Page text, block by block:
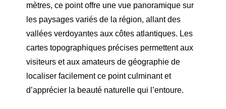
mètres, ce point offre une vue panoramique sur
les paysages variés de la région, allant des
vallées verdoyantes aux côtes atlantiques. Les
cartes topographiques précises permettent aux
visiteurs et aux amateurs de géographie de
localiser facilement ce point culminant et
d’apprécier la beauté naturelle qui l’entoure.